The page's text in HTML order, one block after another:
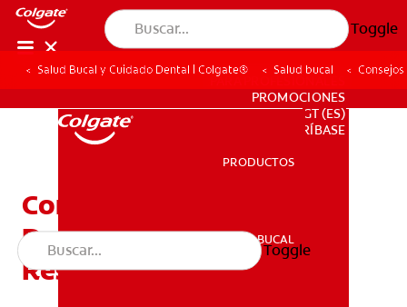
Toggle
SALUD BUCAL
PARA PROFESIONALES
PROMOCIONES
GT (ES)
SUSCRÍBASE
PRODUCTOS
SALUD BUCAL
Toggle
Salud Bucal y Cuidado Dental | Colgate® Salud bucal
Consejos De Masticación
Después De Una
Restauración